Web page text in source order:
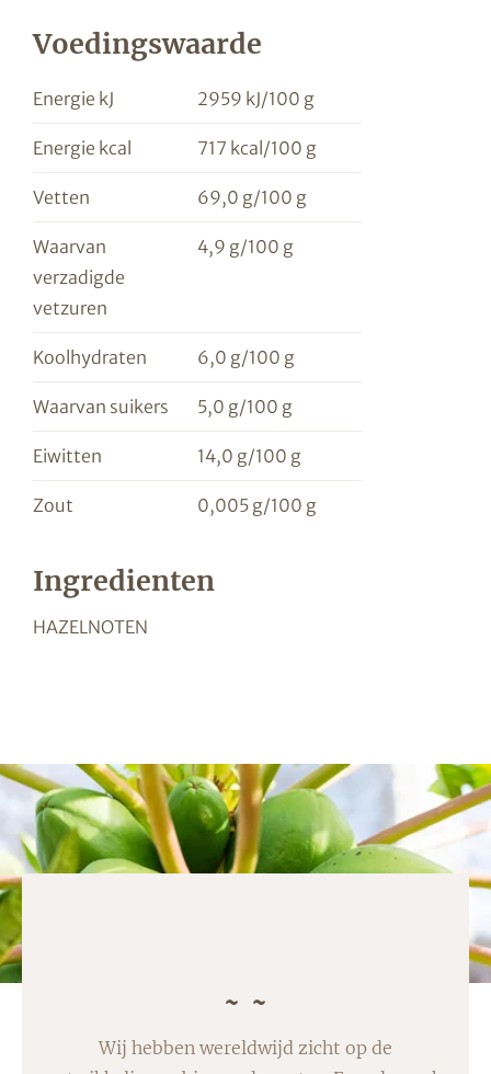
Voedingswaarde
Energie kJ 2959 kJ/100 g
Energie kcal 717 kcal/100 g
Vetten 69,0 g/100 g
Waarvan
verzadigde
vetzuren
4,9 g/100 g
Koolhydraten 6,0 g/100 g
Waarvan suikers 5,0 g/100 g
Eiwitten 14,0 g/100 g
Zout 0,005 g/100 g
Ingredienten
HAZELNOTEN
Wij hebben wereldwijd zicht op de